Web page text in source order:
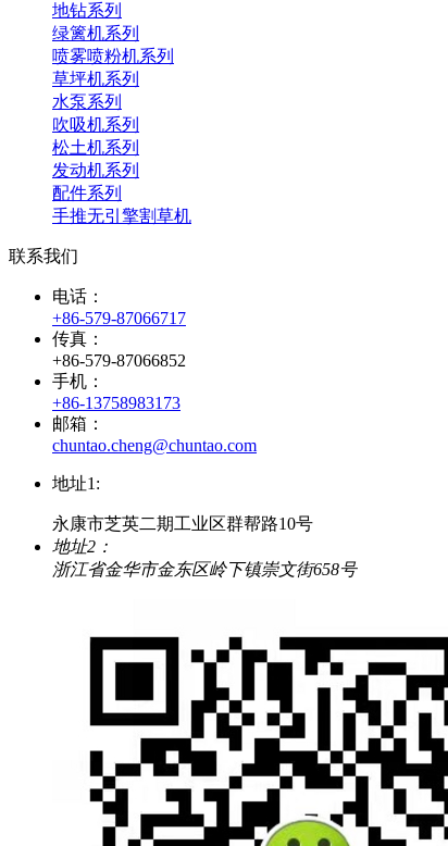
地钻系列
绿篱机系列
喷雾喷粉机系列
草坪机系列
水泵系列
吹吸机系列
松土机系列
发动机系列
配件系列
手推无引擎割草机
联系我们
电话：
+86-579-87066717
传真：
+86-579-87066852
手机：
+86-13758983173
邮箱：
chuntao.cheng@chuntao.com
地址1:
永康市芝英二期工业区群帮路10号
地址2：
浙江省金华市金东区岭下镇崇文街658号